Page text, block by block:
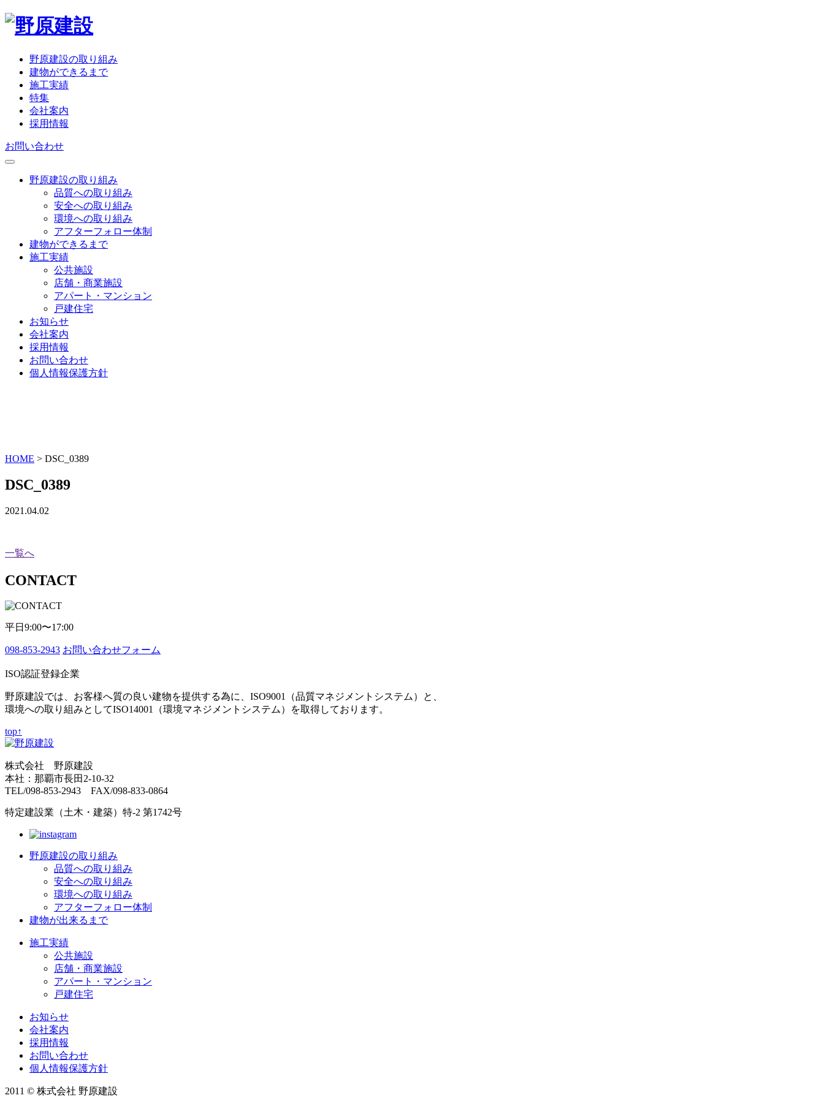
野原建設の取り組み
建物ができるまで
施工実績
特集
会社案内
採用情報
お問い合わせ
野原建設の取り組み
品質への取り組み
安全への取り組み
環境への取り組み
アフターフォロー体制
建物ができるまで
施工実績
公共施設
店舗・商業施設
アパート・マンション
戸建住宅
お知らせ
会社案内
採用情報
お問い合わせ
個人情報保護方針
HOME > DSC_0389
DSC_0389
2021.04.02
一覧へ
CONTACT
平日9:00〜17:00
098-853-2943 お問い合わせフォーム
ISO認証登録企業
野原建設では、お客様へ質の良い建物を提供する為に、ISO9001（品質マネジメントシステム）と、
環境への取り組みとしてISO14001（環境マネジメントシステム）を取得しております。
top↑
株式会社 野原建設
本社：那覇市長田2-10-32
TEL/098-853-2943 FAX/098-833-0864
特定建設業（土木・建築）特-2 第1742号
野原建設の取り組み
品質への取り組み
安全への取り組み
環境への取り組み
アフターフォロー体制
建物が出来るまで
施工実績
公共施設
店舗・商業施設
アパート・マンション
戸建住宅
お知らせ
会社案内
採用情報
お問い合わせ
個人情報保護方針
2011 © 株式会社 野原建設